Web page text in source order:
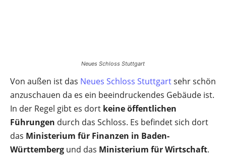
Neues Schloss Stuttgart
Von außen ist das Neues Schloss Stuttgartsehr schön
anzuschauen da es ein beeindruckendes Gebäude ist.
In der Regel gibt es dort keine öffentlichen
Führungen durch das Schloss. Es befindet sich dort
das Ministerium für Finanzen in Baden-
Württemberg und das Ministerium für Wirtschaft.